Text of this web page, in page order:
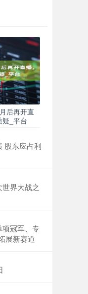
后再开直
_平台
股东应占利
界大战之
项冠军、专
展新赛道